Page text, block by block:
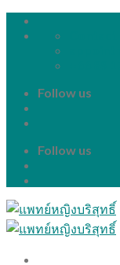
Skip
Follow us
Follow us